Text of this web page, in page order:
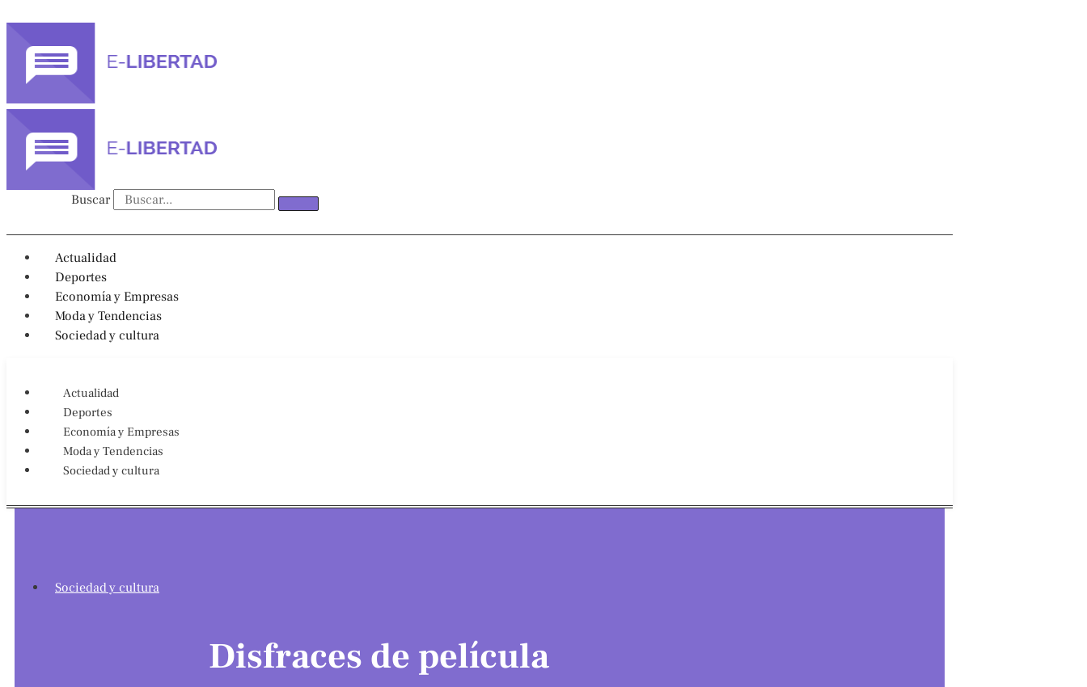
contenido
Buscar
Actualidad
Deportes
Economía y Empresas
Moda y Tendencias
Sociedad y cultura
Actualidad
Deportes
Economía y Empresas
Moda y Tendencias
Sociedad y cultura
Sociedad y cultura
Disfraces de película